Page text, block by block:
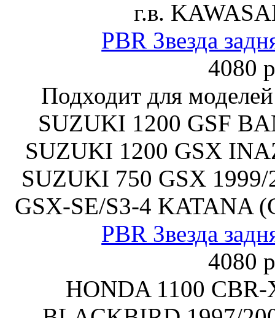
г.в.
PBR Звезда
4080
Подходит для
SUZUKI 1200 GSF
SUZUKI 1200 GSX
SUZUKI 750 GSX
GSX-SE/S3-4 KATANA
PBR Звезда
4080
HONDA 1100 CBR-